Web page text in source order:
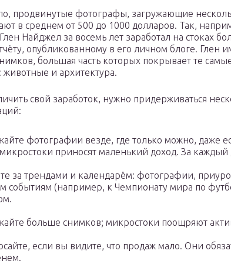
продвинутые фотографы, загружающие
в среднем от 500 до 1000 долларов. Так,
Найджел за восемь лет заработал на стоках
опубликованному в его личном блоге. Глен
большая часть которых покрывает те
животные и архитектура.
свой заработок, нужно придерживаться
фотографии везде, где только можно, даже
приносят маленький доход. За каждый
за трендами и календарём: фотографии,
событиям (например, к Чемпионату мира по
больше снимков; микростоки поощряют
если вы видите, что продаж мало. Они